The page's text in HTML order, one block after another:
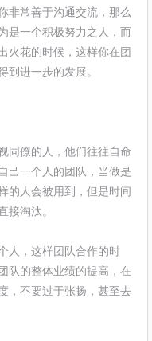
非常善于沟通交流，那么
是一个积极努力之人，而
火花的时候，这样你在团
到进一步的发展。
同僚的人，他们往往自命
己一个人的团队，当做是
的人会被用到，但是时间
接淘汰。
人，这样团队合作的时
队的整体业绩的提高，在
，不要过于张扬，甚至去